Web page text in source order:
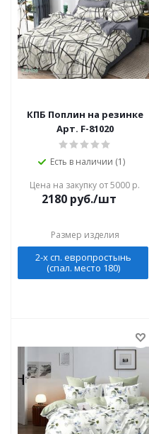
КПБ Поплин на резинке
Арт. F-81020
Есть в наличии (1)
Цена на закупку от 5000 р.
2180 руб./шт
Размер изделия
2-х сп. европростынь
(спал. место 180)